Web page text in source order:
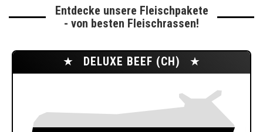
Entdecke unsere Fleischpakete
- von besten Fleischrassen!
★ DELUXE BEEF (CH) ★